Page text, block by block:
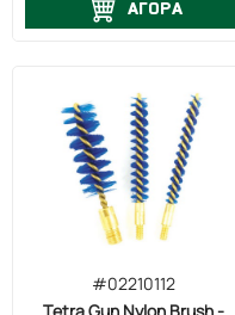
ΑΓΟΡΑ
#02210112